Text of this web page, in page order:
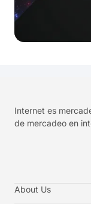
Internet es
de mercadeo en
About Us